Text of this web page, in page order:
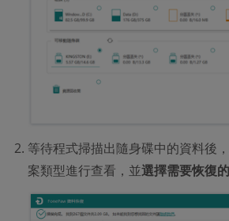
等待程式掃描出隨身碟中的資料後
案類型進行查看，並選擇需要恢復